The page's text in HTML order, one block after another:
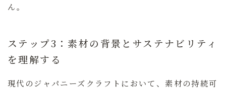
ん。
ステップ3：素材の背景とサステナビリティ
を理解する
現代のジャパニーズクラフトにおいて、素材の持続可